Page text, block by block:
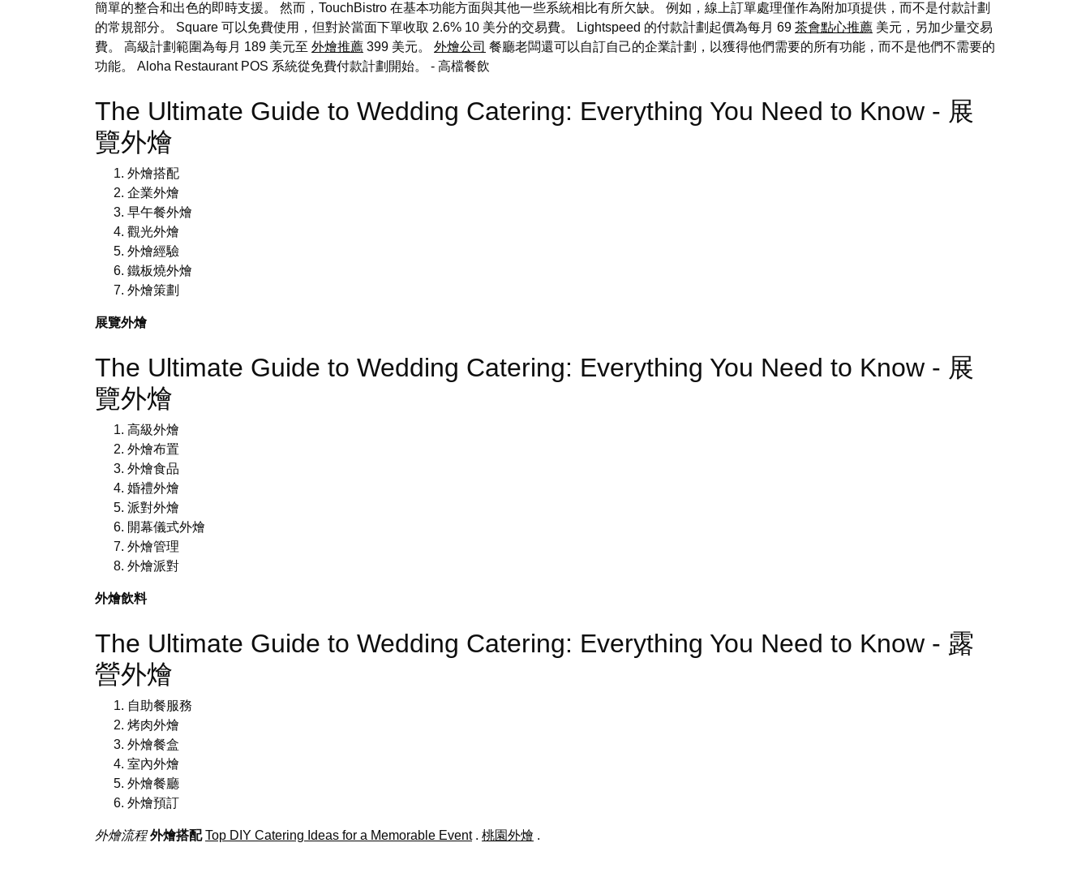
簡單的整合和出色的即時支援。 然而，TouchBistro 在基本功能方面與其他一些系統相比有所欠缺。 例如，線上訂單處理僅作為附加項提供，而不是付款計劃
的常規部分。 Square 可以免費使用，但對於當面下單收取 2.6% 10 美分的交易費。 Lightspeed 的付款計劃起價為每月 69 茶會點心推薦 美元，另加少量交易
費。 高級計劃範圍為每月 189 美元至 外燴推薦 399 美元。 外燴公司 餐廳老闆還可以自訂自己的企業計劃，以獲得他們需要的所有功能，而不是他們不需要的
功能。 Aloha Restaurant POS 系統從免費付款計劃開始。 - 高檔餐飲
The Ultimate Guide to Wedding Catering: Everything You Need to Know - 展
覽外燴
外燴搭配
企業外燴
早午餐外燴
觀光外燴
外燴經驗
鐵板燒外燴
外燴策劃
展覽外燴
The Ultimate Guide to Wedding Catering: Everything You Need to Know - 展
覽外燴
高級外燴
外燴布置
外燴食品
婚禮外燴
派對外燴
開幕儀式外燴
外燴管理
外燴派對
外燴飲料
The Ultimate Guide to Wedding Catering: Everything You Need to Know - 露
營外燴
自助餐服務
烤肉外燴
外燴餐盒
室內外燴
外燴餐廳
外燴預訂
外燴流程 外燴搭配 Top DIY Catering Ideas for a Memorable Event. 桃園外燴 .